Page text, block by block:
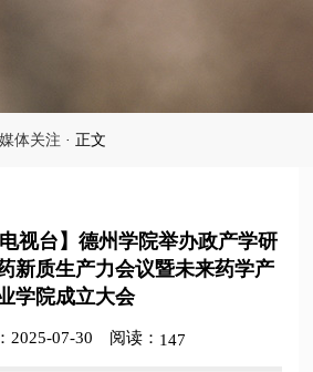
媒体关注 · 正文
视台】德州学院举办政产学研
新质生产力会议暨未来药学产
学院成立大会
2025-07-30 阅读： 147